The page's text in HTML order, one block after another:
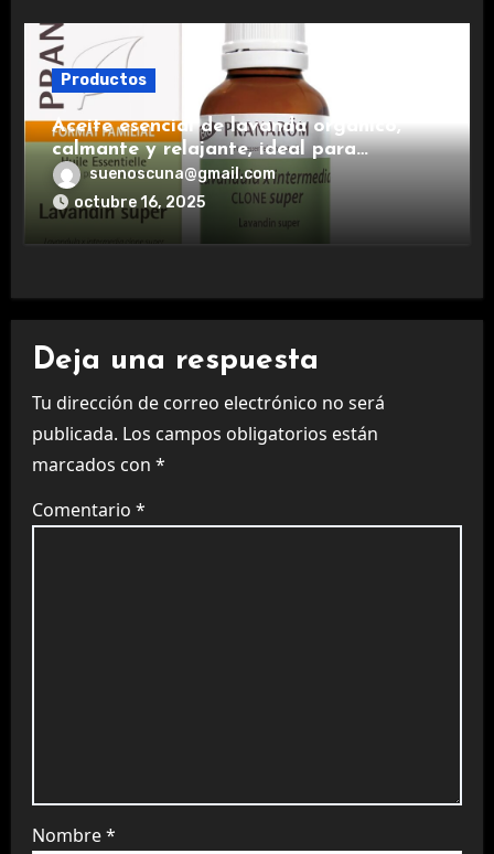
Productos
Aceite esencial de lavanda orgánico,
calmante y relajante, ideal para
aromaterapia.
suenoscuna@gmail.com
octubre 16, 2025
Deja una respuesta
Tu dirección de correo electrónico no será
publicada. Los campos obligatorios están
marcados con *
Comentario *
Nombre*